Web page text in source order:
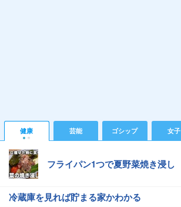
健康 芸能 ゴシップ 女子
フライパン1つで夏野菜焼き浸し
冷蔵庫を見れば貯まる家かわかる